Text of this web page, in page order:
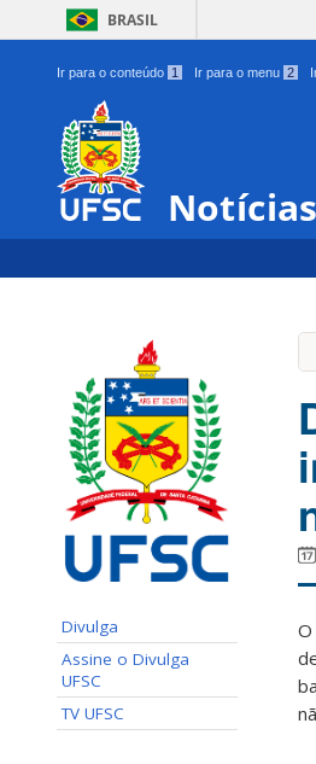
BRASIL
Ir para o conteúdo 1 Ir para o menu 2
Divulga
Assine o Divulga
UFSC
TV UFSC